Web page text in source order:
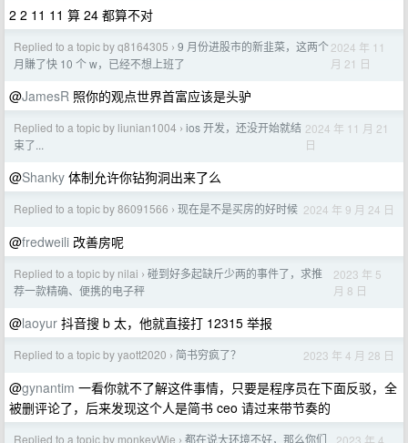
2 2 11 11 算 24 都算不对
Replied to a topic by q8164305 › 9 月份进股市的新韭菜，这两个
月賺了快 10 个 w，已经不想上班了
2024 年 11
月 21 日
@JamesR 照你的观点世界首富应该是头驴
Replied to a topic by liunian1004 › ios 开发，还没开始就结
束了...
2024 年 11 月 21
日
@Shanky 体制允许你钻狗洞出来了么
Replied to a topic by 86091566 › 现在是不是买房的好时候 2024 年 9 月 24 日
@fredweili 改善房呢
Replied to a topic by nilai › 碰到好多起缺斤少两的事件了，求推
荐一款精确、便携的电子秤
2023 年 5
月 8 日
@laoyur 抖音搜 b 太，他就直接打 12315 举报
Replied to a topic by yaott2020 › 简书穷疯了？ 2023 年 4 月 28 日
@gynantim 一看你就不了解这件事情，只要是程序员在下面反驳，全
被删评论了，后来发现这个人是简书 ceo 请过来带节奏的
Replied to a topic by monkeyWie › 都在说大环境不好，那么你们 2023 年 4